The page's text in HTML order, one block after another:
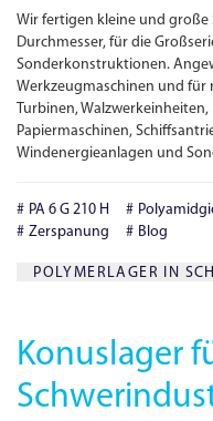
Wir fertigen kleine und
Durchmesser, für die
Sonderkonstruktionen.
Werkzeugmaschinen und für
Turbinen,
Papiermaschinen,
Windenergieanlagen und
PA 6 G 210 H
Zerspanung
Blog
POLYMERLAGER IN
Konuslager